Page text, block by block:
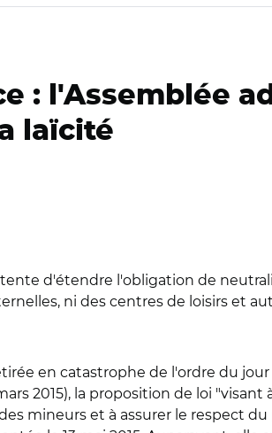
: l'Assemblée
laïcité
d'étendre l'obligation de
ni des centres de loisirs et
en catastrophe de l'ordre du
2015), la proposition de loi "visant
mineurs et à assurer le respect